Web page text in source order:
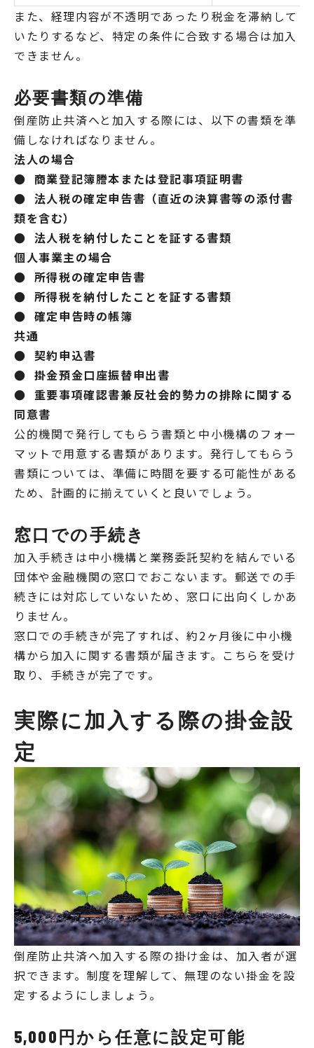
また、経理内容が不透明であったり税金を滞納して
いたりするなど、特定の条件に合致する場合は加入
できません。
必要書類の準備
倒産防止共済へと加入する際には、以下の書類を準
備しなければなりません。
法人の場合
● 商業登記簿謄本または登記事項証明書
● 法人税の確定申告書（直近の決算書等の添付書
類を含む）
● 法人税を納付したことを証する書類
個人事業主の場合
● 所得税の確定申告書
● 所得税を納付したことを証する書類
● 確定申告時の帳簿
共通
● 契約申込書
● 掛金預金口座振替申出書
● 重要事項確認書兼反社会的勢力の排除に関する
同意書
公的機関で発行してもらう書類と中小機構のフォー
マットで用意する書類があります。発行してもらう
書類については、準備に時間を要する可能性がある
ため、計画的に揃えていくと良いでしょう。
窓口での手続き
加入手続きは中小機構と業務委託契約を結んでいる
団体や金融機関の窓口でおこないます。郵送での手
続きには対応していないため、窓口に出向くしかあ
りません。
窓口での手続きが完了すれば、約2ヶ月後に中小機
構から加入に関する書類が届きます。こちらを受け
取り、手続きが完了です。
実際に加入する際の掛金設
定
倒産防止共済へ加入する際の掛け金は、加入者が選
択できます。制度を理解して、無理のない掛金を設
定するようにしましょう。
5,000円から任意に設定可能